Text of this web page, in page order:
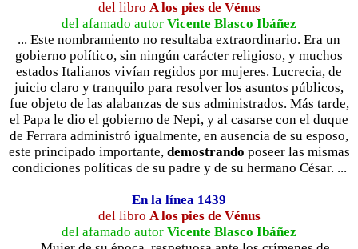
del libro A los pies de Vénus
del afamado autor Vicente Blasco Ibáñez
... Este nombramiento no resultaba extraordinario. Era un
gobierno político, sin ningún carácter religioso, y muchos
estados Italianos vivían regidos por mujeres. Lucrecia, de
juicio claro y tranquilo para resolver los asuntos públicos,
fue objeto de las alabanzas de sus administrados. Más tarde,
el Papa le dio el gobierno de Nepi, y al casarse con el duque
de Ferrara administró igualmente, en ausencia de su esposo,
este principado importante, demostrando poseer las mismas
condiciones políticas de su padre y de su hermano César. ...
En la línea 1439
del libro A los pies de Vénus
del afamado autor Vicente Blasco Ibáñez